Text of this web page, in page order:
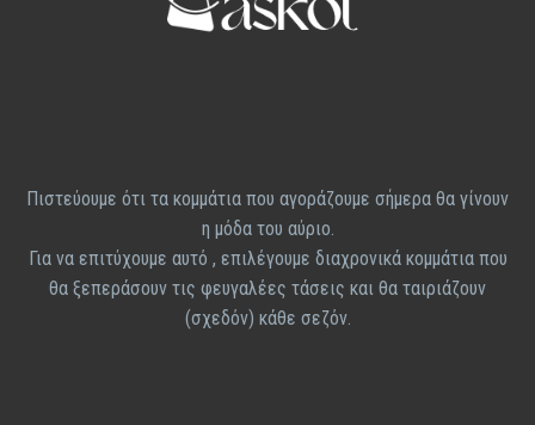
Πιστεύουμε ότι τα κομμάτια που αγοράζουμε σήμερα θα γίνουν
η μόδα του αύριο.
Για να επιτύχουμε αυτό , επιλέγουμε διαχρονικά κομμάτια που
θα ξεπεράσουν τις φευγαλέες τάσεις και θα ταιριάζουν
(σχεδόν) κάθε σεζόν.